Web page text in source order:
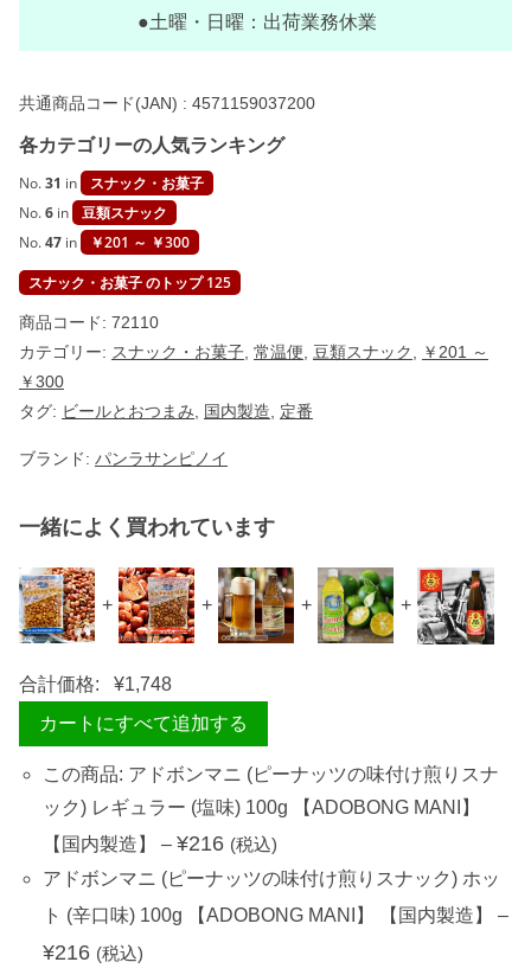
ナ
)
ギ
ラ
(
塩
)
1
0
0
g
A
D
O
M
A
I
】
【
国
製
造
】
個
●土曜・日曜：出荷業務休業
共通商品コード(JAN) : 4571159037200
各カテゴリーの人気ランキング
No.31 in
スナック・お菓子
No.6 in
豆類スナック
No.47 in
￥201 ～ ￥300
スナック・お菓子 のトップ 125
商品コード: 72110
カテゴリー: スナック・お菓子 常温便 豆類スナック
￥201 ～
￥300
タグ: ビールとおつまみ 国内製造 定番
ブランド: パンラサンピノイ
一緒によく買われています
+ + + +
合計価格: ¥1,748
カートにすべて追加する
この商品: アドボンマニ (ピーナッツの味付け煎りスナ
ック) レギュラー (塩味) 100g 【ADOBONG MANI】
【国内製造】 – ¥216 (税込)
アドボンマニ (ピーナッツの味付け煎りスナック) ホッ
ト (辛口味) 100g 【ADOBONG MANI】 【国内製造】 –
¥216 (税込)